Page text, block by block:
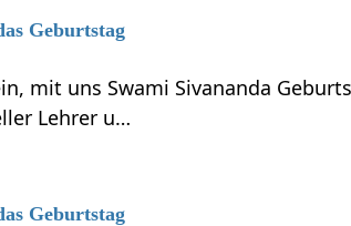
Geburtstag
mit uns Swami Sivananda
Lehrer u…
Geburtstag